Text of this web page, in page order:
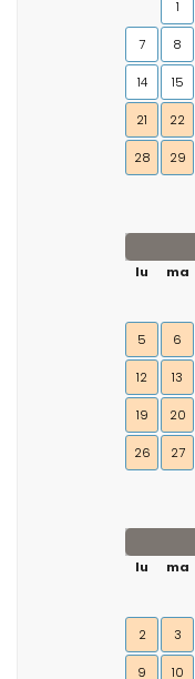
1
7 8
14 15
21 22
28 29
lu
ma
5 6
12 13
19 20
26 27
lu
ma
2 3
9 10